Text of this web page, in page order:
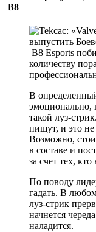
B8
B8 Esports
количеству
В
эмоционально,
такой луз-
пишут, и это не
Возможно,
в составе и
за счет тех,
По поводу
гадать. В
луз-стрик
начнется
наладится.